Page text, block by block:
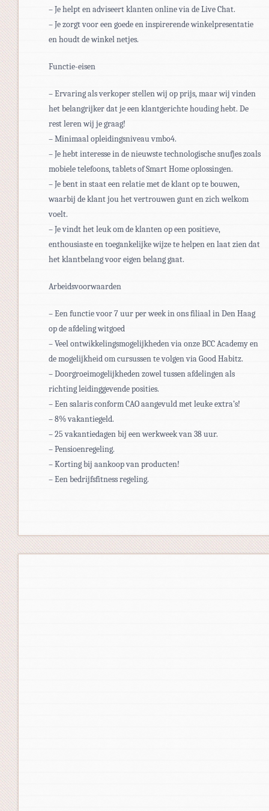
– Je helpt en adviseert klanten online via de Live Chat.
– Je zorgt voor een goede en inspirerende winkelpresentatie
en houdt de winkel netjes.
Functie-eisen
– Ervaring als verkoper stellen wij op prijs, maar wij vinden
het belangrijker dat je een klantgerichte houding hebt. De
rest leren wij je graag!
– Minimaal opleidingsniveau vmbo4.
– Je hebt interesse in de nieuwste technologische snufjes zoals
mobiele telefoons, tablets of Smart Home oplossingen.
– Je bent in staat een relatie met de klant op te bouwen,
waarbij de klant jou het vertrouwen gunt en zich welkom
voelt.
– Je vindt het leuk om de klanten op een positieve,
enthousiaste en toegankelijke wijze te helpen en laat zien dat
het klantbelang voor eigen belang gaat.
Arbeidsvoorwaarden
– Een functie voor 7 uur per week in ons filiaal in Den Haag
op de afdeling witgoed
– Veel ontwikkelingsmogelijkheden via onze BCC Academy en
de mogelijkheid om cursussen te volgen via Good Habitz.
– Doorgroeimogelijkheden zowel tussen afdelingen als
richting leidinggevende posities.
– Een salaris conform CAO aangevuld met leuke extra’s!
– 8% vakantiegeld.
– 25 vakantiedagen bij een werkweek van 38 uur.
– Pensioenregeling.
– Korting bij aankoop van producten!
– Een bedrijfsfitness regeling.